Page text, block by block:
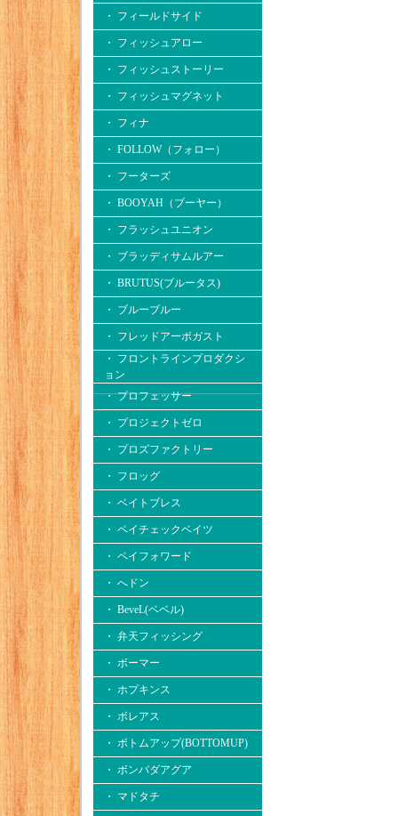
・ フィールドサイド
・ フィッシュアロー
・ フィッシュストーリー
・ フィッシュマグネット
・ フィナ
・ FOLLOW（フォロー）
・ フーターズ
・ BOOYAH（ブーヤー）
・ フラッシュユニオン
・ ブラッディサムルアー
・ BRUTUS(ブルータス)
・ ブルーブルー
・ フレッドアーボガスト
・ フロントラインプロダクシ
ョン
・ プロフェッサー
・ プロジェクトゼロ
・ プロズファクトリー
・ フロッグ
・ ベイトブレス
・ ペイチェックベイツ
・ ペイフォワード
・ へドン
・ BeveL(ベベル)
・ 弁天フィッシング
・ ボーマー
・ ホプキンス
・ ボレアス
・ ボトムアップ(BOTTOMUP)
・ ボンバダアグア
・ マドタチ